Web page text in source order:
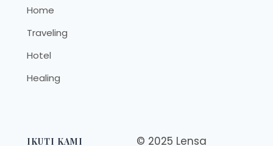
Home
Traveling
Hotel
Healing
IKUTI KAMI © 2025 Lensa